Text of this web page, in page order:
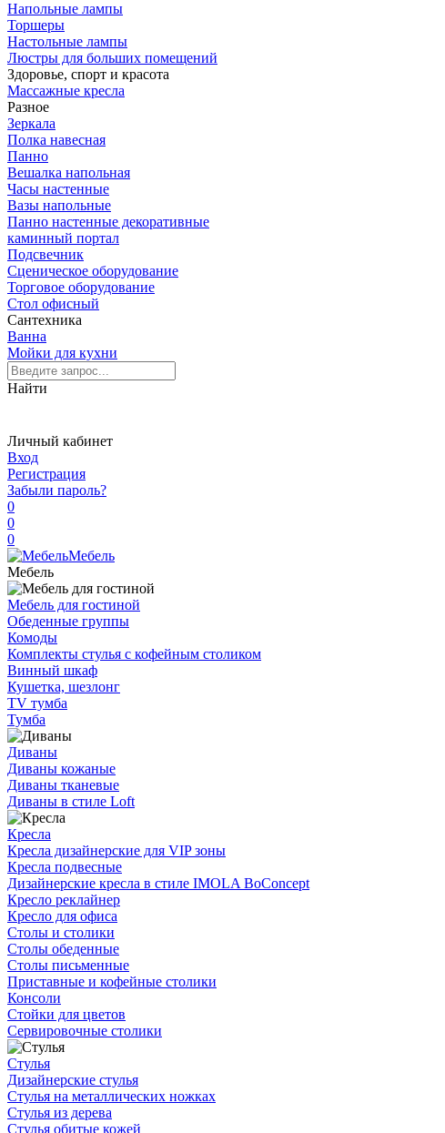
Напольные лампы
Торшеры
Настольные лампы
Люстры для больших помещений
Здоровье, спорт и красота
Массажные кресла
Разное
Зеркала
Полка навесная
Панно
Вешалка напольная
Часы настенные
Вазы напольные
Панно настенные декоративные
каминный портал
Подсвечник
Сценическое оборудование
Торговое оборудование
Стол офисный
Сантехника
Ванна
Мойки для кухни
Найти
Личный кабинет
Вход
Регистрация
Забыли пароль?
0
0
0
Мебель
Мебель
Мебель для гостиной
Обеденные группы
Комоды
Комплекты стулья с кофейным столиком
Винный шкаф
Кушетка, шезлонг
TV тумба
Тумба
Диваны
Диваны кожаные
Диваны тканевые
Диваны в стиле Loft
Кресла
Кресла дизайнерские для VIP зоны
Кресла подвесные
Дизайнерские кресла в стиле IMOLA BoConcept
Кресло реклайнер
Кресло для офиса
Столы и столики
Столы обеденные
Столы письменные
Приставные и кофейные столики
Консоли
Стойки для цветов
Сервировочные столики
Стулья
Дизайнерские стулья
Стулья на металлических ножках
Стулья из дерева
Стулья обитые кожей